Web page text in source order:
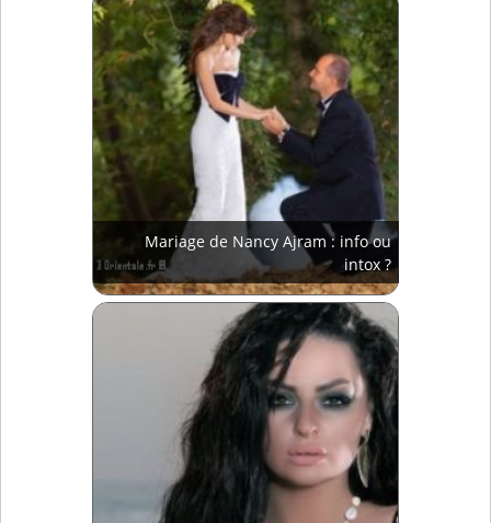
Mariage de Nancy Ajram : info ou
intox ?